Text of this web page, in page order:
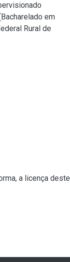
em
Rural de
a licença deste